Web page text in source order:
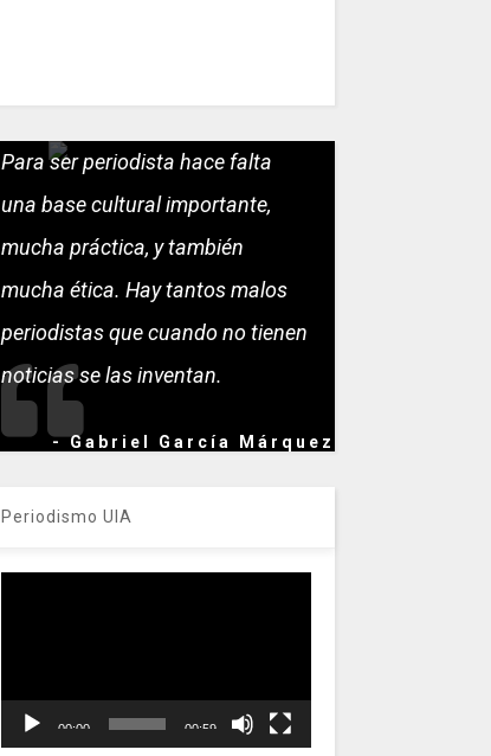
Para ser periodista hace falta
una base cultural importante,
mucha práctica, y también
mucha ética. Hay tantos malos
periodistas que cuando no tienen
noticias se las inventan.
- Gabriel García Márquez
Periodismo UIA
00:00 00:59